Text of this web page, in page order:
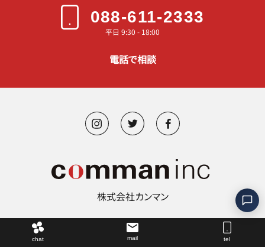
088-611-2333
平日 9:30 - 18:00
電話で相談
株式会社カンマン
©︎ 2000-2026 comman.inc
chat mail tel